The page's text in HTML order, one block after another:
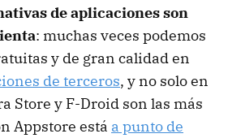
de aplicaciones son
: muchas veces podemos
y de gran calidad en
de terceros, y no solo en
Store y F-Droid son las más
Appstore está a punto de